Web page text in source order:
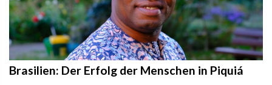
Brasilien: Der Erfolg der Menschen in Piquiá